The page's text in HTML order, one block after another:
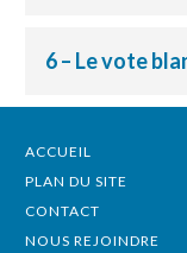
6 – Le vote
ACCUEIL
PLAN DU SITE
CONTACT
NOUS REJOINDRE